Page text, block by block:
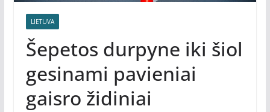
LIETUVA
Šepetos durpyne iki šiol
gesinami pavieniai
gaisro židiniai